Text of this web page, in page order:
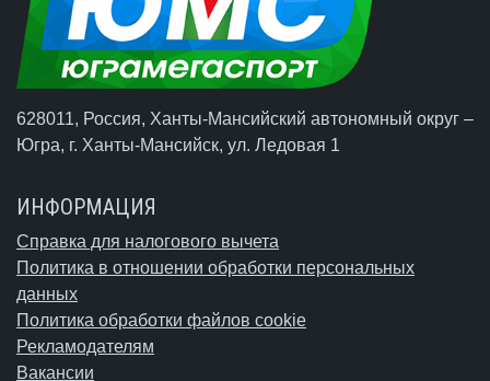
628011, Россия, Ханты-Мансийский автономный округ –
Югра, г. Ханты-Мансийск, ул. Ледовая 1
ИНФОРМАЦИЯ
Справка для налогового вычета
Политика в отношении обработки персональных
данных
Политика обработки файлов cookie
Рекламодателям
Вакансии